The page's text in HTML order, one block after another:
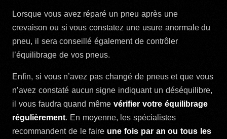
Lorsque vous avez réparé un pneu après une
crevaison ou si vous constatez une usure anormale du
pneu, il sera conseillé également de contrôler
l’équilibrage de vos pneus.
Enfin, si vous n’avez pas changé de pneus et que vous
n’avez constaté aucun signe indiquant un déséquilibre,
il vous faudra quand même vérifier votre équilibrage
régulièrement. En moyenne, les spécialistes
recommandent de le faire une fois par an ou tous les